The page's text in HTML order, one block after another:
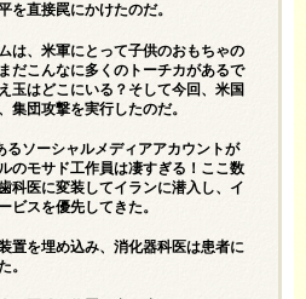
を直接罠にかけたのだ。
は、米軍にとって子供のおもちゃの
だこんなに多くのトーチカがあるで
玉はどこにいる？そして今回、米国
集団攻撃を実行したのだ。
るソーシャルメディアアカウントが
のモサド工作員は凄すぎる！ここ数
科医に変装してイランに潜入し、イ
ビスを優先してきた。
置を埋め込み、消化器科医は患者に
。